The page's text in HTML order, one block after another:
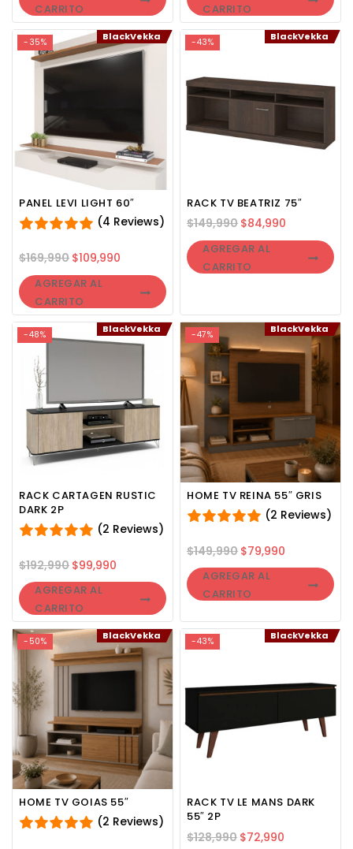
CARRITO
CARRITO
-35% BlackVekka
PANEL LEVI LIGHT 60″
(4 Reviews)
$169,990 $109,990
AGREGAR AL
CARRITO
-43% BlackVekka
RACK TV BEATRIZ 75″
$149,990 $84,990
AGREGAR AL
CARRITO
-48% BlackVekka
RACK CARTAGEN RUSTIC
DARK 2P
(2 Reviews)
$192,990 $99,990
AGREGAR AL
CARRITO
-47% BlackVekka
HOME TV REINA 55″ GRIS
(2 Reviews)
$149,990 $79,990
AGREGAR AL
CARRITO
-50% BlackVekka
HOME TV GOIAS 55″
(2 Reviews)
-43% BlackVekka
RACK TV LE MANS DARK
55″ 2P
$128,990 $72,990